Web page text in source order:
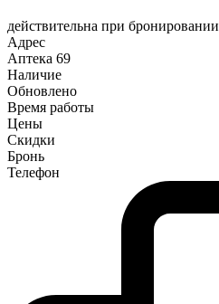
действительна при бронировании
Адрес
Аптека 69
Наличие
Обновлено
Время работы
Цены
Скидки
Бронь
Телефон